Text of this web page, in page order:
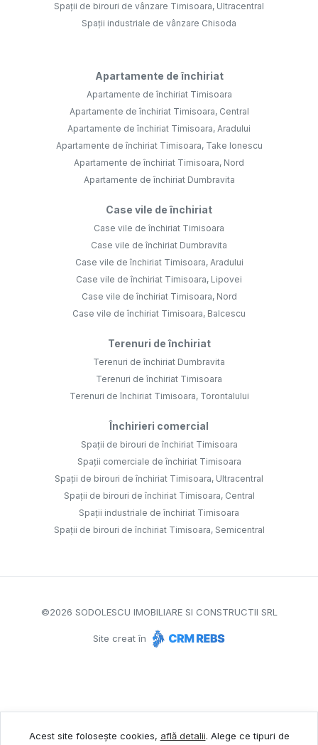
Spații de birouri de vânzare Timisoara, Ultracentral
Spații industriale de vânzare Chisoda
Apartamente de închiriat
Apartamente de închiriat Timisoara
Apartamente de închiriat Timisoara, Central
Apartamente de închiriat Timisoara, Aradului
Apartamente de închiriat Timisoara, Take Ionescu
Apartamente de închiriat Timisoara, Nord
Apartamente de închiriat Dumbravita
Case vile de închiriat
Case vile de închiriat Timisoara
Case vile de închiriat Dumbravita
Case vile de închiriat Timisoara, Aradului
Case vile de închiriat Timisoara, Lipovei
Case vile de închiriat Timisoara, Nord
Case vile de închiriat Timisoara, Balcescu
Terenuri de închiriat
Terenuri de închiriat Dumbravita
Terenuri de închiriat Timisoara
Terenuri de închiriat Timisoara, Torontalului
Închirieri comercial
Spații de birouri de închiriat Timisoara
Spații comerciale de închiriat Timisoara
Spații de birouri de închiriat Timisoara, Ultracentral
Spații de birouri de închiriat Timisoara, Central
Spații industriale de închiriat Timisoara
Spații de birouri de închiriat Timisoara, Semicentral
©2026 SODOLESCU IMOBILIARE SI CONSTRUCTII SRL
Site creat în
Acest site folosește cookies, află detalii. Alege ce tipuri de